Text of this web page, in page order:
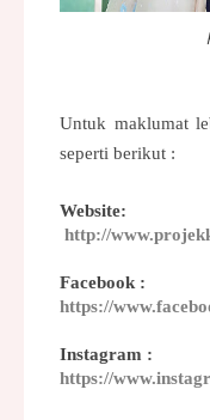
Untuk maklumat
seperti berikut :
Website:
http://
Facebook :
https://
Instagram :
https://